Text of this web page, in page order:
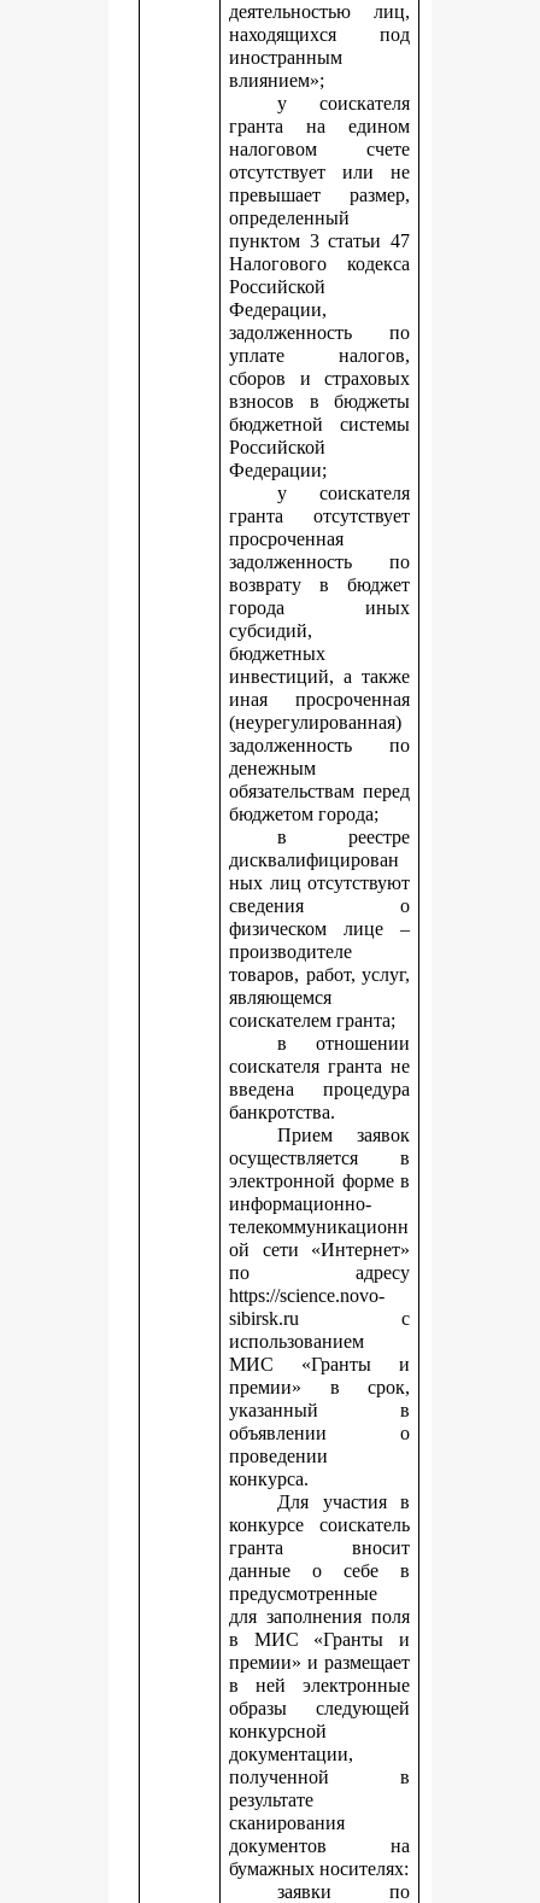
деятельностью лиц,
находящихся под
иностранным
влиянием»;
у соискателя
гранта на едином
налоговом счете
отсутствует или не
превышает размер,
определенный
пунктом 3 статьи 47
Налогового кодекса
Российской
Федерации,
задолженность по
уплате налогов,
сборов и страховых
взносов в бюджеты
бюджетной системы
Российской
Федерации;
у соискателя
гранта отсутствует
просроченная
задолженность по
возврату в бюджет
города иных
субсидий,
бюджетных
инвестиций, а также
иная просроченная
(неурегулированная)
задолженность по
денежным
обязательствам перед
бюджетом города;
в реестре
дисквалифицирован
ных лиц отсутствуют
сведения о
физическом лице –
производителе
товаров, работ, услуг,
являющемся
соискателем гранта;
в отношении
соискателя гранта не
введена процедура
банкротства.
Прием заявок
осуществляется в
электронной форме в
информационно-
телекоммуникационн
ой сети «Интернет»
по адресу
https://science.novo-
sibirsk.ru с
использованием
МИС «Гранты и
премии» в срок,
указанный в
объявлении о
проведении
конкурса.
Для участия в
конкурсе соискатель
гранта вносит
данные о себе в
предусмотренные
для заполнения поля
в МИС «Гранты и
премии» и размещает
в ней электронные
образы следующей
конкурсной
документации,
полученной в
результате
сканирования
документов на
бумажных носителях:
заявки по